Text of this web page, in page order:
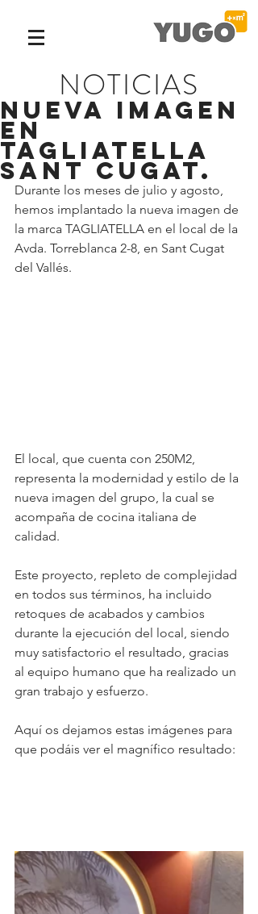
NOTICIAS
Nueva Imagen
en
TAGLIATELLA
Sant Cugat.
Durante los meses de julio y agosto,
hemos implantado la nueva imagen de
la marca TAGLIATELLA en el local de la
Avda. Torreblanca 2-8, en Sant Cugat
del Vallés.
El local, que cuenta con 250M2,
representa la modernidad y estilo de la
nueva imagen del grupo, la cual se
acompaña de cocina italiana de
calidad.
Este proyecto, repleto de complejidad
en todos sus términos, ha incluido
retoques de acabados y cambios
durante la ejecución del local, siendo
muy satisfactorio el resultado, gracias
al equipo humano que ha realizado un
gran trabajo y esfuerzo.
Aquí os dejamos estas imágenes para
que podáis ver el magnífico resultado: